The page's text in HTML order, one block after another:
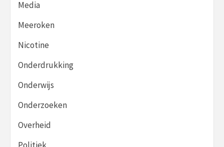
Media
Meeroken
Nicotine
Onderdrukking
Onderwijs
Onderzoeken
Overheid
Politiek